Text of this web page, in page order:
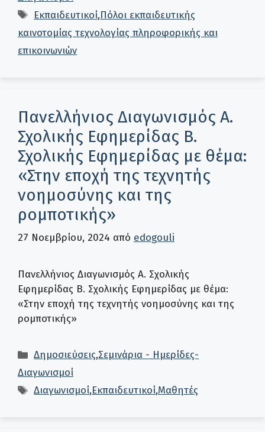
Ετικέτες
Εκπαιδευτικοί,Πόλοι εκπαιδευτικής
καινοτομίας τεχνολογίας πληροφορικής και
επικοινωνιών
Πανελλήνιος Διαγωνισμός Α.
Σχολικής Εφημερίδας B.
Σχολικής Εφημερίδας με θέμα:
«Στην εποχή της τεχνητής
νοημοσύνης και της
ρομποτικής»
27 Νοεμβρίου, 2024 από edogouli
Πανελλήνιος Διαγωνισμός Α. Σχολικής
Εφημερίδας B. Σχολικής Εφημερίδας με θέμα:
«Στην εποχή της τεχνητής νοημοσύνης και της
ρομποτικής»
Κατηγορίες
Δημοσιεύσεις,Σεμινάρια - Ημερίδες-
Διαγωνισμοί
Ετικέτες
Διαγωνισμοί,Εκπαιδευτικοί,Μαθητές